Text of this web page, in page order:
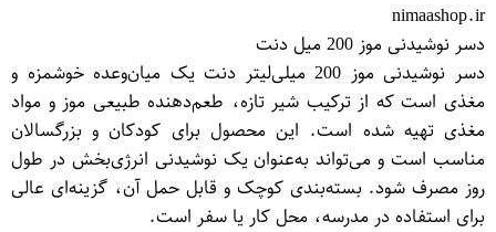
nimaashop.ir
دسر نوشیدنی موز 200 میل دنت
دسر نوشیدنی موز 200 میلی‌لیتر دنت یک میان‌وعده خوشمزه و
مغذی است که از ترکیب شیر تازه، طعم‌دهنده طبیعی موز و مواد
مغذی تهیه شده است. این محصول برای کودکان و بزرگسالان
مناسب است و می‌تواند به‌عنوان یک نوشیدنی انرژی‌بخش در طول
روز مصرف شود. بسته‌بندی کوچک و قابل حمل آن، گزینه‌ای عالی
برای استفاده در مدرسه، محل کار یا سفر است.